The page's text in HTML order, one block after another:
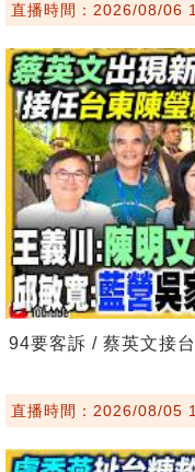
直播時間：2026/08/06
94要客訴 / 蔡英文接
直播時間：2026/08/05